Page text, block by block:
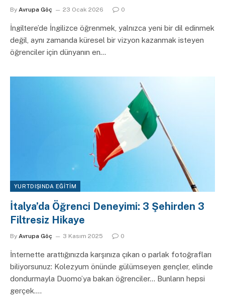
By Avrupa Göç 23 Ocak 2026 0
İngiltere’de İngilizce öğrenmek, yalnızca yeni bir dil edinmek
değil, aynı zamanda küresel bir vizyon kazanmak isteyen
öğrenciler için dünyanın en…
YURTDIŞINDA EĞITIM
İtalya’da Öğrenci Deneyimi: 3 Şehirden 3
Filtresiz Hikaye
By Avrupa Göç 3 Kasım 2025 0
İnternette arattığınızda karşınıza çıkan o parlak fotoğrafları
biliyorsunuz: Kolezyum önünde gülümseyen gençler, elinde
dondurmayla Duomo’ya bakan öğrenciler… Bunların hepsi
gerçek.…